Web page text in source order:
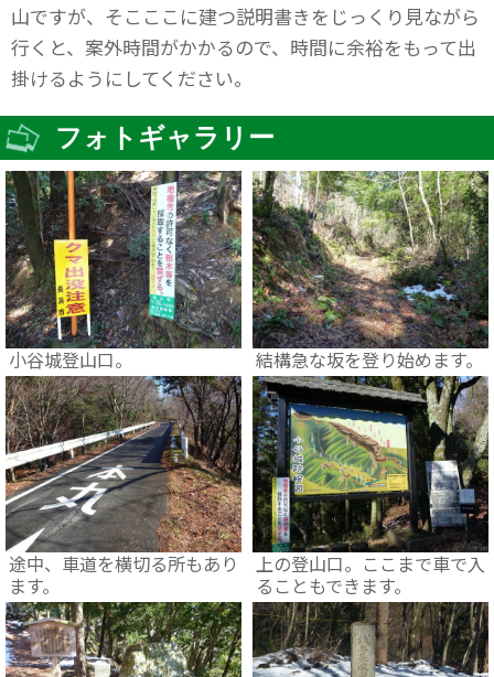
山ですが、そこここに建つ説明書きをじっくり見ながら
行くと、案外時間がかかるので、時間に余裕をもって出
掛けるようにしてください。
フォトギャラリー
小谷城登山口。 結構急な坂を登り始めます。
途中、車道を横切る所もあり
ます。
上の登山口。ここまで車で入
ることもできます。